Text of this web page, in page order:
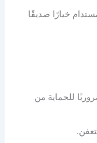
خيارًا صديقًا
للحماية من